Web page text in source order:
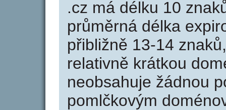
.cz má délku 10
průměrná délka
přibližně 13-14
relativně krátkou
neobsahuje žádnou
pomlčkovým